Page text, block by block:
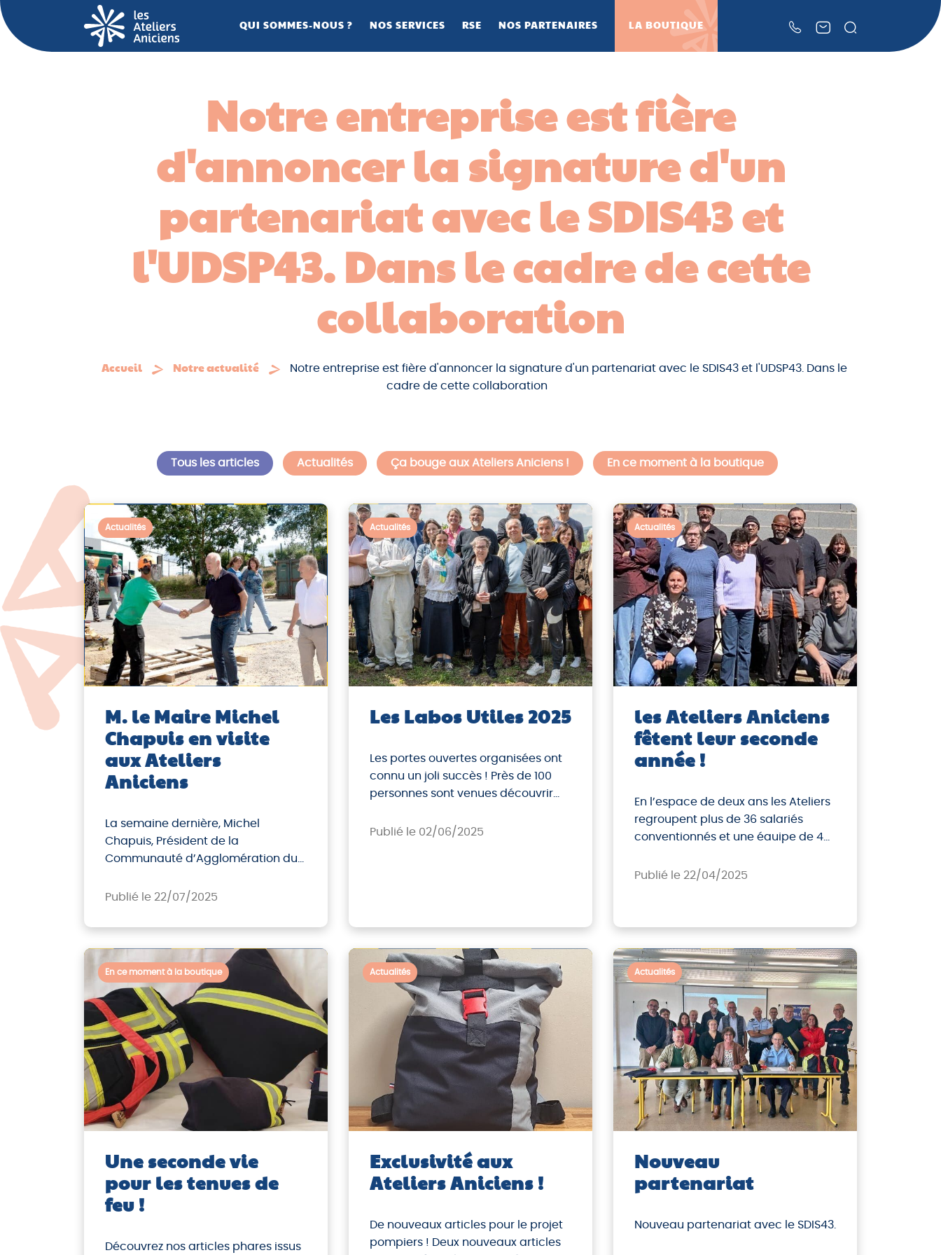
QUI SOMMES-NOUS ? NOS SERVICES RSE NOS PARTENAIRES LA BOUTIQUE Rechercher
Notre entreprise est fière
d'annoncer la signature d'un
partenariat avec le SDIS43 et
l'UDSP43. Dans le cadre de cette
collaboration
Accueil Notre actualité
Notre entreprise est fière d'annoncer la signature d'un partenariat avec le SDIS43 et l'UDSP43. Dans le
cadre de cette collaboration
Tous les articles Actualités Ça bouge aux Ateliers Aniciens ! En ce moment à la boutique
Actualités
M. le Maire Michel
Chapuis en visite
aux Ateliers
Aniciens
La semaine dernière, Michel
Chapuis, Président de la
Communauté d’Agglomération du
Thierry Mourgues, Vice-Président en
solidaire, et de Brigitte Fromaget-
Héritier, déléguée à la politique de
la Ville, a rendu visite aux Ateliers
Aniciens. Implantée dans la zone
d’activité de Taulhac, cette
structure est née dans le cadre […]
Publié le 22/07/2025
Actualités
Les Labos Utiles 2025
Les portes ouvertes organisées ont
connu un joli succès ! Près de 100
personnes sont venues découvrir
ateliers. Ces portes ouvertes
Publié le 02/06/2025
Actualités
les Ateliers Aniciens
fêtent leur seconde
année !
En l’espace de deux ans les Ateliers
regroupent plus de 36 salariés
conventionnés et une éauipe de 4
Publié le 22/04/2025
En ce moment à la boutique
Une seconde vie
pour les tenues de
feu !
Découvrez nos articles phares issus
Actualités
Exclusivité aux
Ateliers Aniciens !
De nouveaux articles pour le projet
pompiers ! Deux nouveaux articles
Actualités
Nouveau
partenariat
Nouveau partenariat avec le SDIS43.